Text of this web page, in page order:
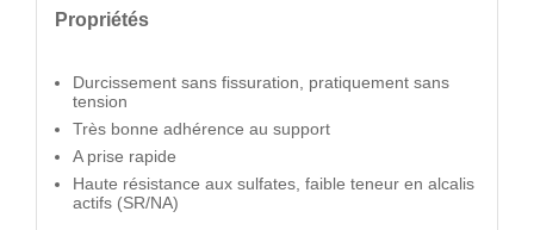
Propriétés
Durcissement sans fissuration, pratiquement sans
tension
Très bonne adhérence au support
A prise rapide
Haute résistance aux sulfates, faible teneur en alcalis
actifs (SR/NA)